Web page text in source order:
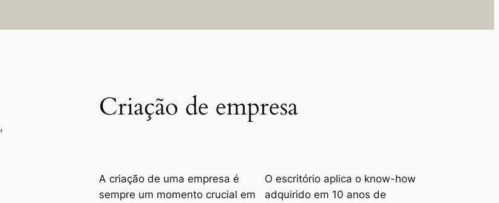
,
Criação de empresa
A criação de uma empresa é
sempre um momento crucial em
O escritório aplica o know-how
adquirido em 10 anos de